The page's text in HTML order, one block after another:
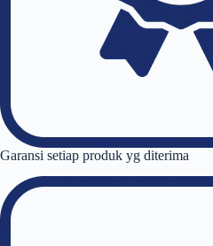
Garansi setiap produk yg diterima